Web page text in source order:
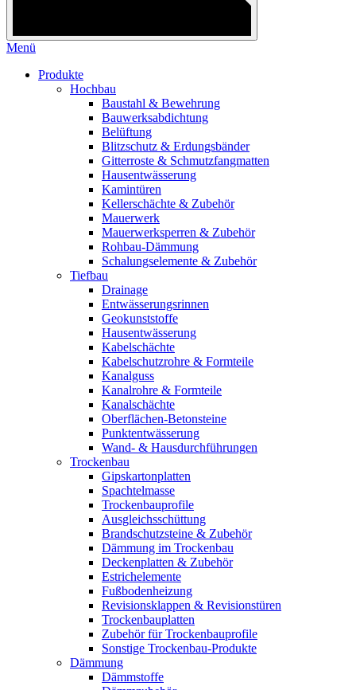
Menü
Produkte
Hochbau
Baustahl & Bewehrung
Bauwerksabdichtung
Belüftung
Blitzschutz & Erdungsbänder
Gitterroste & Schmutzfangmatten
Hausentwässerung
Kamintüren
Kellerschächte & Zubehör
Mauerwerk
Mauerwerksperren & Zubehör
Rohbau-Dämmung
Schalungselemente & Zubehör
Tiefbau
Drainage
Entwässerungsrinnen
Geokunststoffe
Hausentwässerung
Kabelschächte
Kabelschutzrohre & Formteile
Kanalguss
Kanalrohre & Formteile
Kanalschächte
Oberflächen-Betonsteine
Punktentwässerung
Wand- & Hausdurchführungen
Trockenbau
Gipskartonplatten
Spachtelmasse
Trockenbauprofile
Ausgleichsschüttung
Brandschutzsteine & Zubehör
Dämmung im Trockenbau
Deckenplatten & Zubehör
Estrichelemente
Fußbodenheizung
Revisionsklappen & Revisionstüren
Trockenbauplatten
Zubehör für Trockenbauprofile
Sonstige Trockenbau-Produkte
Dämmung
Dämmstoffe